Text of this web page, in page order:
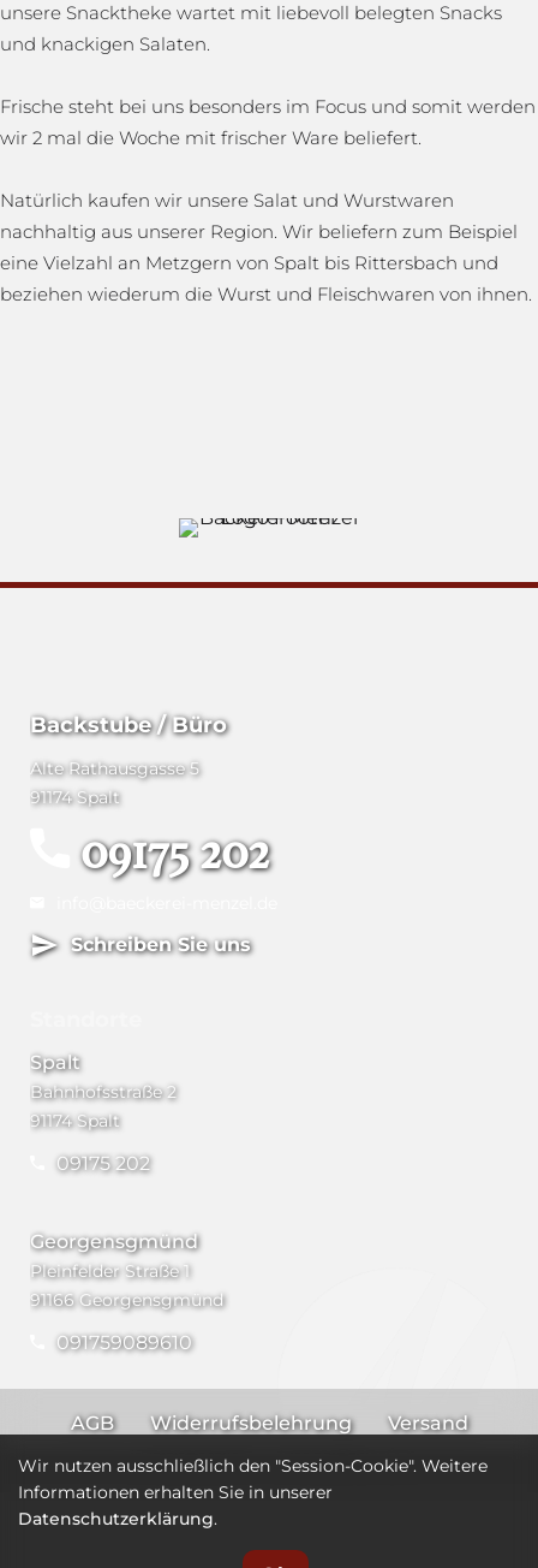
unsere Snacktheke wartet mit liebevoll belegten Snacks
und knackigen Salaten.
Frische steht bei uns besonders im Focus und somit werden
wir 2 mal die Woche mit frischer Ware beliefert.
Natürlich kaufen wir unsere Salat und Wurstwaren
nachhaltig aus unserer Region. Wir beliefern zum Beispiel
eine Vielzahl an Metzgern von Spalt bis Rittersbach und
beziehen wiederum die Wurst und Fleischwaren von ihnen.
Backstube / Büro
Alte Rathausgasse 5
91174 Spalt
09175 202
Schreiben Sie uns
Spalt
Bahnhofsstraße 2
91174 Spalt
09175 202
Georgensgmünd
Pleinfelder Straße 1
91166 Georgensgmünd
091759089610
AGB Widerrufsbelehrung
Versand
Impressum
Datenschutz
Wir nutzen ausschließlich den "Session-Cookie". Weitere
Informationen erhalten Sie in unserer
Datenschutzerklärung.